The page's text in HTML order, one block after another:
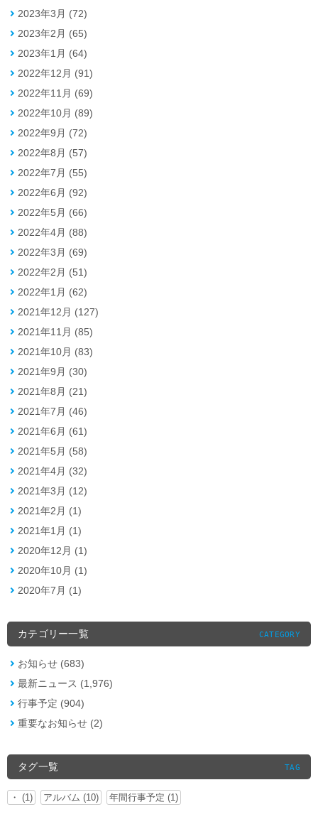
2023年3月 (72)
2023年2月 (65)
2023年1月 (64)
2022年12月 (91)
2022年11月 (69)
2022年10月 (89)
2022年9月 (72)
2022年8月 (57)
2022年7月 (55)
2022年6月 (92)
2022年5月 (66)
2022年4月 (88)
2022年3月 (69)
2022年2月 (51)
2022年1月 (62)
2021年12月 (127)
2021年11月 (85)
2021年10月 (83)
2021年9月 (30)
2021年8月 (21)
2021年7月 (46)
2021年6月 (61)
2021年5月 (58)
2021年4月 (32)
2021年3月 (12)
2021年2月 (1)
2021年1月 (1)
2020年12月 (1)
2020年10月 (1)
2020年7月 (1)
カテゴリー一覧 CATEGORY
お知らせ (683)
最新ニュース (1,976)
行事予定 (904)
重要なお知らせ (2)
タグ一覧 TAG
・ (1) アルバム (10) 年間行事予定 (1)